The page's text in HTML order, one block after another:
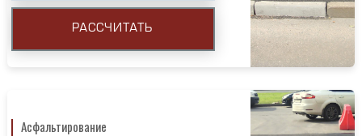
РАССЧИТАТЬ
Асфальтирование